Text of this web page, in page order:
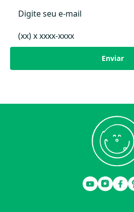
Se encontrar fios compridos ou soltos,
Acessórios: não lavar
Enviar